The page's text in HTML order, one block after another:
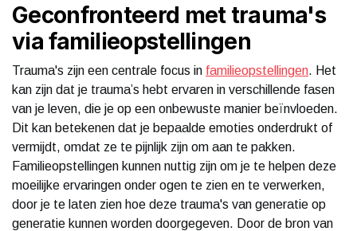
Geconfronteerd met trauma's
via familieopstellingen
Trauma's zijn een centrale focus in familieopstellingen. Het
kan zijn dat je trauma’s hebt ervaren in verschillende fasen
van je leven, die je op een onbewuste manier beïnvloeden.
Dit kan betekenen dat je bepaalde emoties onderdrukt of
vermijdt, omdat ze te pijnlijk zijn om aan te pakken.
Familieopstellingen kunnen nuttig zijn om je te helpen deze
moeilijke ervaringen onder ogen te zien en te verwerken,
door je te laten zien hoe deze trauma's van generatie op
generatie kunnen worden doorgegeven. Door de bron van